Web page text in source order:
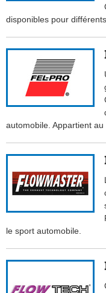
disponibles pour
automobile. Appartient
le sport automobile.